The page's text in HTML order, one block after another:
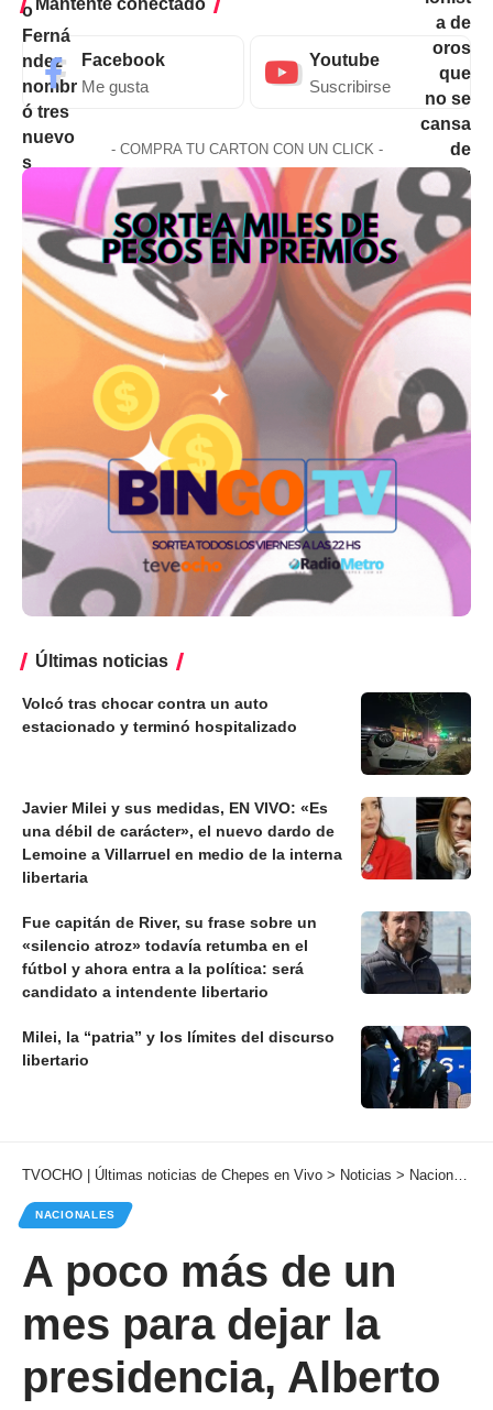
Mantente conectado
Facebook
Me gusta
Youtube
Suscribirse
- COMPRA TU CARTON CON UN CLICK -
Últimas noticias
Volcó tras chocar contra un auto
estacionado y terminó hospitalizado
Javier Milei y sus medidas, EN VIVO: «Es
una débil de carácter», el nuevo dardo de
Lemoine a Villarruel en medio de la interna
libertaria
Fue capitán de River, su frase sobre un
«silencio atroz» todavía retumba en el
fútbol y ahora entra a la política: será
candidato a intendente libertario
Milei, la “patria” y los límites del discurso
libertario
TVOCHO | Últimas noticias de Chepes en Vivo > Noticias > Nacionales
NACIONALES
A poco más de un
mes para dejar la
presidencia, Alberto